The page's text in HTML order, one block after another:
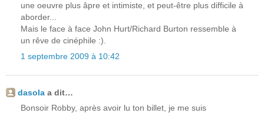
une oeuvre plus âpre et intimiste, et peut-être plus difficile à
aborder...
Mais le face à face John Hurt/Richard Burton ressemble à
un rêve de cinéphile :).
1 septembre 2009 à 10:42
dasola a dit…
Bonsoir Robby, après avoir lu ton billet, je me suis